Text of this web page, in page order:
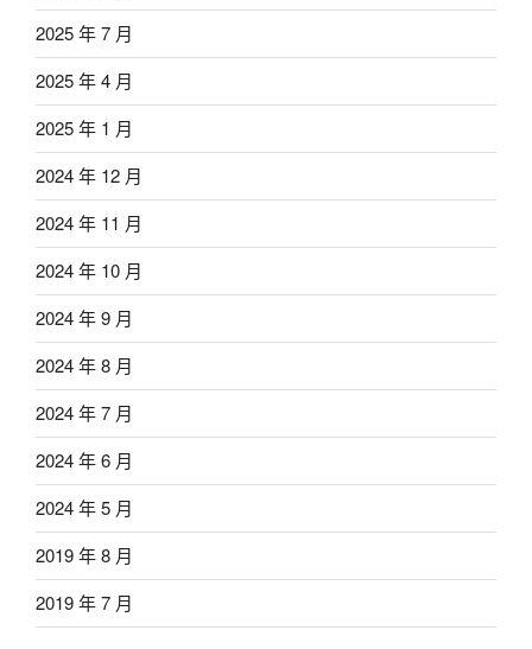
2025 年 7 月
2025 年 4 月
2025 年 1 月
2024 年 12 月
2024 年 11 月
2024 年 10 月
2024 年 9 月
2024 年 8 月
2024 年 7 月
2024 年 6 月
2024 年 5 月
2019 年 8 月
2019 年 7 月